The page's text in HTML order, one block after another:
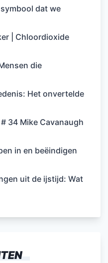
dat we
| Chloordioxide
die
Het onvertelde
34 Mike Cavanaugh
in en beëindigen
uit de ijstijd: Wat